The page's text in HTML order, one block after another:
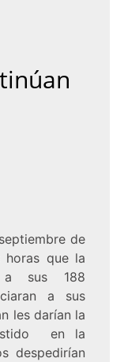
de
que la
a sus 188
a sus
les darían la
en la
despedirían